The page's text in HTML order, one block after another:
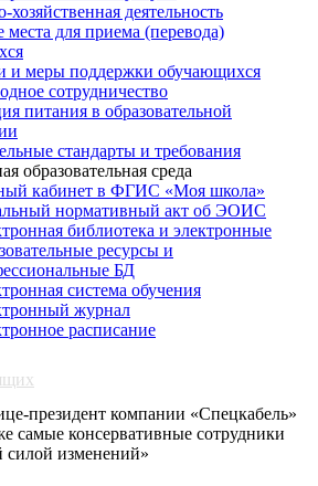
деятельность
места для приема (перевода)
и меры поддержки обучающихся
сотрудничество
питания в образовательной
стандарты и требования
образовательная среда
кабинет в ФГИС «Моя школа»
нормативный акт об ЭОИС
библиотека и электронные
ресурсы и
БД
система обучения
журнал
расписание
президент компании «Спецкабель»
самые консервативные сотрудники
силой изменений»